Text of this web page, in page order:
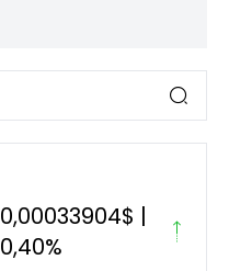
0,00033904$ |
0,40%